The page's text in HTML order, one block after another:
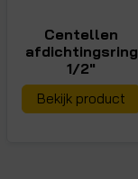
Centellen
afdichtingsring
1/2"
Bekijk product